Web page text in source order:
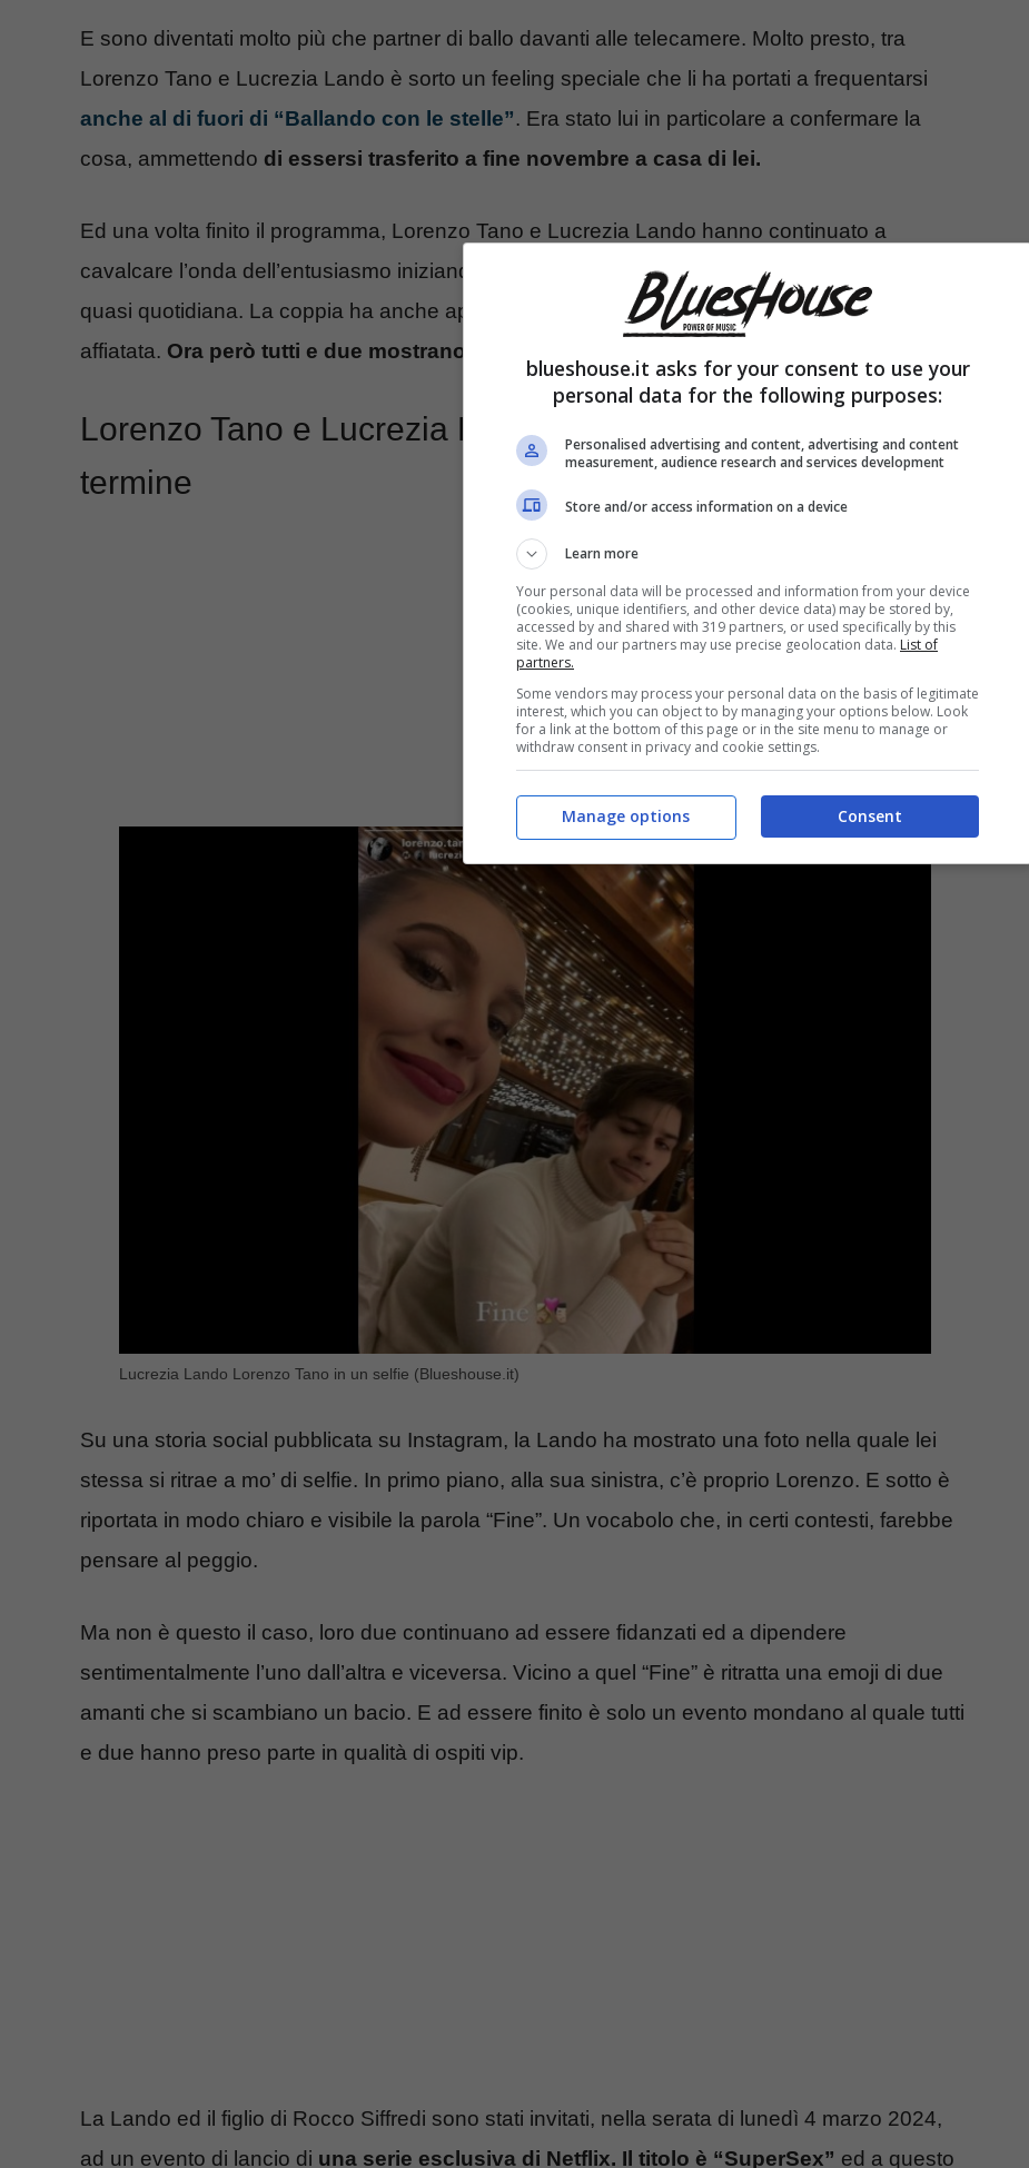
E sono diventati molto più che partner di ballo davanti alle telecamere. Molto presto, tra
Lorenzo Tano e Lucrezia Lando è sorto un feeling speciale che li ha portati a frequentarsi
anche al di fuori di “Ballando con le stelle”. Era stato lui in particolare a confermare la
cosa, ammettendo di essersi trasferito a fine novembre a casa di lei.
Ed una volta finito il programma, Lorenzo Tano e Lucrezia Lando hanno continuato a
cavalcare l’onda dell’entusiasmo iniziando a pubblicare contenuti social con una cadenza
quasi quotidiana. La coppia ha anche aperto un canale YouTube e si mostra sempre
affiatata. Ora però tutti e due mostrano la fine di qualcosa di bello.
Lorenzo Tano e Lucrezia Lando, che cosa è giunto al
termine
Lucrezia Lando Lorenzo Tano in un selfie (Blueshouse.it)
Su una storia social pubblicata su Instagram, la Lando ha mostrato una foto nella quale lei
stessa si ritrae a mo’ di selfie. In primo piano, alla sua sinistra, c’è proprio Lorenzo. E sotto è
riportata in modo chiaro e visibile la parola “Fine”. Un vocabolo che, in certi contesti, farebbe
pensare al peggio.
Ma non è questo il caso, loro due continuano ad essere fidanzati ed a dipendere
sentimentalmente l’uno dall’altra e viceversa. Vicino a quel “Fine” è ritratta una emoji di due
amanti che si scambiano un bacio. E ad essere finito è solo un evento mondano al quale tutti
e due hanno preso parte in qualità di ospiti vip.
La Lando ed il figlio di Rocco Siffredi sono stati invitati, nella serata di lunedì 4 marzo 2024,
ad un evento di lancio di una serie esclusiva di Netflix. Il titolo è “SuperSex” ed a questo
blueshouse.it asks for your consent to use your
personal data for the following purposes:
Personalised advertising and content, advertising and content
measurement, audience research and services development
Store and/or access information on a device
Learn more
Your personal data will be processed and information from your device
(cookies, unique identifiers, and other device data) may be stored by,
accessed by and shared with 319 partners, or used specifically by this
site. We and our partners may use precise geolocation data. List of
partners.
Some vendors may process your personal data on the basis of legitimate
interest, which you can object to by managing your options below. Look
for a link at the bottom of this page or in the site menu to manage or
withdraw consent in privacy and cookie settings.
Consent
Manage options